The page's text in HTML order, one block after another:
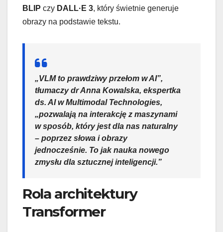
BLIP czy DALL·E 3, który świetnie generuje
obrazy na podstawie tekstu.
„VLM to prawdziwy przełom w AI”,
tłumaczy dr Anna Kowalska, ekspertka
ds. AI w Multimodal Technologies,
„pozwalają na interakcję z maszynami
w sposób, który jest dla nas naturalny
– poprzez słowa i obrazy
jednocześnie. To jak nauka nowego
zmysłu dla sztucznej inteligencji.”
Rola architektury
Transformer